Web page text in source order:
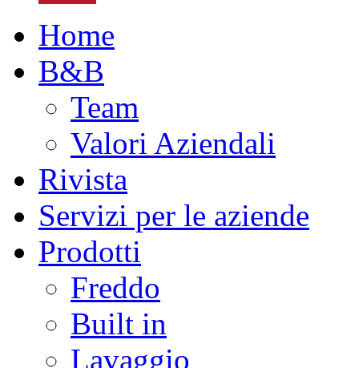
Home
B&B
Team
Valori Aziendali
Rivista
Servizi per le aziende
Prodotti
Freddo
Built in
Lavaggio